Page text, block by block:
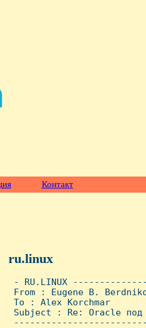
Контакт
ru.linux
- RU.LINUX
From : Eugene B.
To : Alex Korchmar
Subject : Re: Oracle